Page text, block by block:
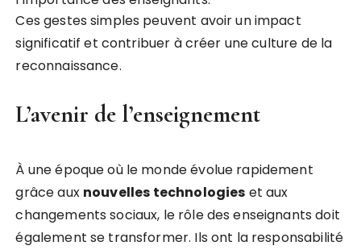
Ces gestes simples peuvent avoir un impact
significatif et contribuer à créer une culture de la
reconnaissance.
L’avenir de l’enseignement
À une époque où le monde évolue rapidement
grâce aux nouvelles technologies et aux
changements sociaux, le rôle des enseignants doit
également se transformer. Ils ont la responsabilité